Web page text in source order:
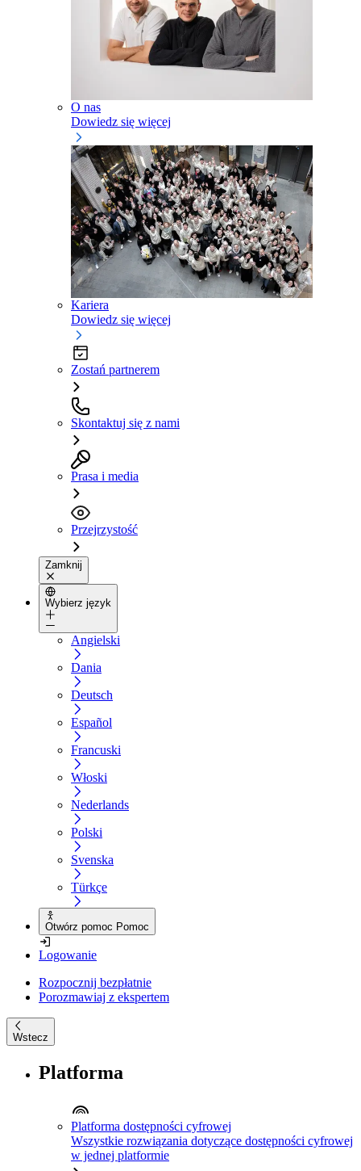
O nas
Dowiedz się więcej
Kariera
Dowiedz się więcej
Zostań partnerem
Skontaktuj się z nami
Prasa i media
Przejrzystość
Zamknij
Wybierz język
Angielski
Dania
Deutsch
Español
Francuski
Włoski
Nederlands
Polski
Svenska
Türkçe
Otwórz pomoc Pomoc
Logowanie
Rozpocznij bezpłatnie
Porozmawiaj z ekspertem
Wstecz
Platforma
Platforma dostępności cyfrowej
Wszystkie rozwiązania dotyczące dostępności cyfrowej
w jednej platformie